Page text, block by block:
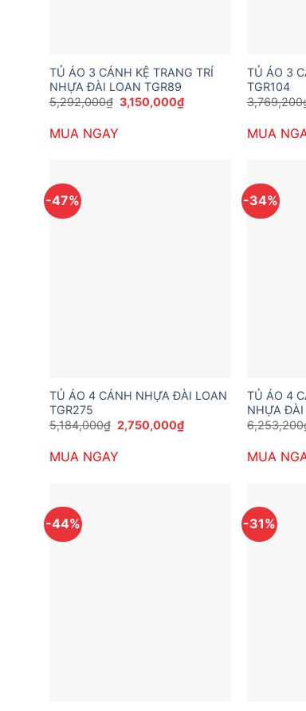
TỦ ÁO 3 CÁNH KỆ TRANG TRÍ
NHỰA ĐÀI LOAN TGR89
5,292,000₫ Giá
gốc
3,150,000₫Giá
MUA NGAY
TỦ ÁO 3
TGR104
3,769,200
MUA
-47%
TỦ ÁO 4 CÁNH NHỰA ĐÀI LOAN
TGR275
5,184,000₫ Giá
gốc
5,184,000₫.
2,750,000₫Giá
MUA NGAY
-34%
TỦ ÁO 4
NHỰA ĐÀI
6,253,200
MUA
-44% -31%